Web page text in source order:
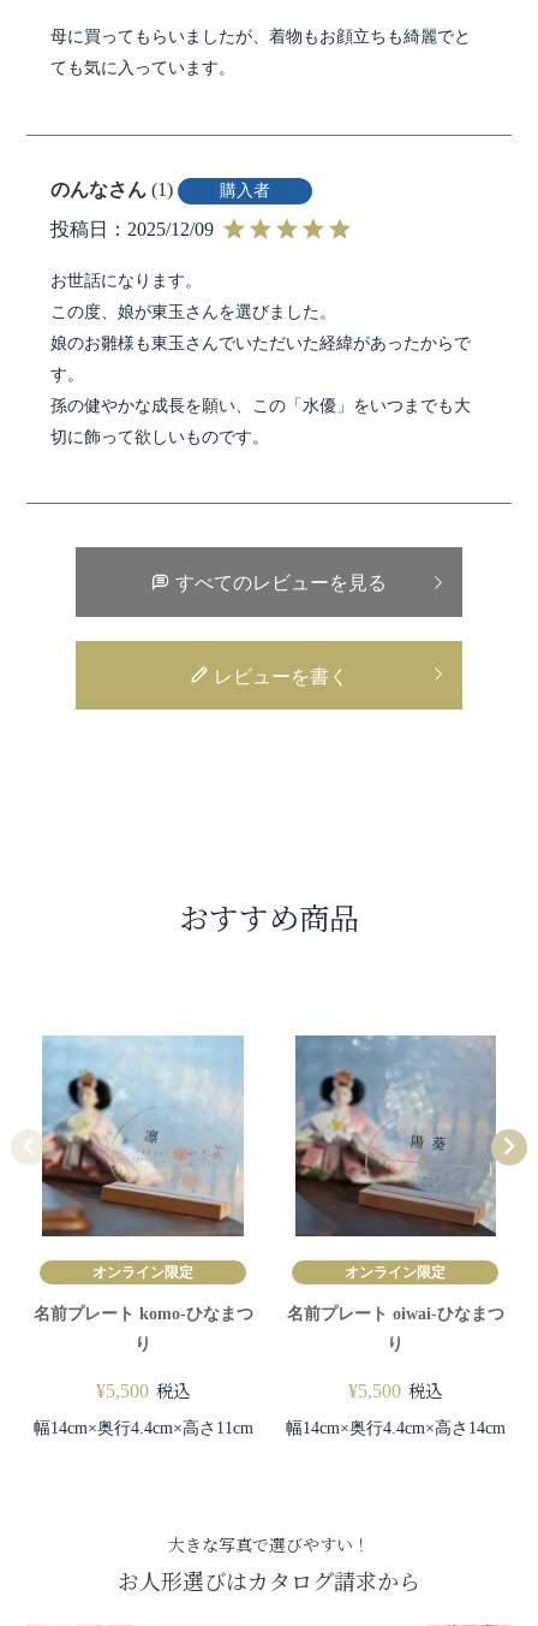
母に買ってもらいましたが、着物もお顔立ちも綺麗でと
ても気に入っています。
のんな 1 購入者
投稿日 2025/12/09
お世話になります。
この度、娘が東玉さんを選びました。
娘のお雛様も東玉さんでいただいた経緯があったからで
す。
孫の健やかな成長を願い、この「水優」をいつまでも大
切に飾って欲しいものです。
すべてのレビューを見る
レビューを書く
おすすめ商品
オンライン限定
名前プレート komo-ひなまつ
り
¥5,500 税込
幅14cm×奥行4.4cm×高さ11cm
オンライン限定
名前プレート oiwai-ひなまつ
り
¥5,500 税込
幅14cm×奥行4.4cm×高さ14cm
大きな写真で選びやすい！
お人形選びはカタログ請求から